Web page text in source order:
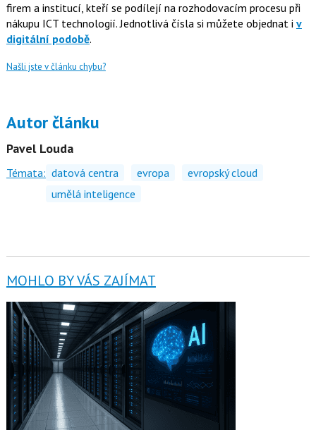
firem a institucí, kteří se podílejí na rozhodovacím procesu při
nákupu ICT technologií. Jednotlivá čísla si můžete objednat i v
digitální podobě.
Našli jste v článku chybu?
Autor článku
Pavel Louda
Témata: datová centra evropa
evropský cloud
umělá inteligence
MOHLO BY VÁS ZAJÍMAT